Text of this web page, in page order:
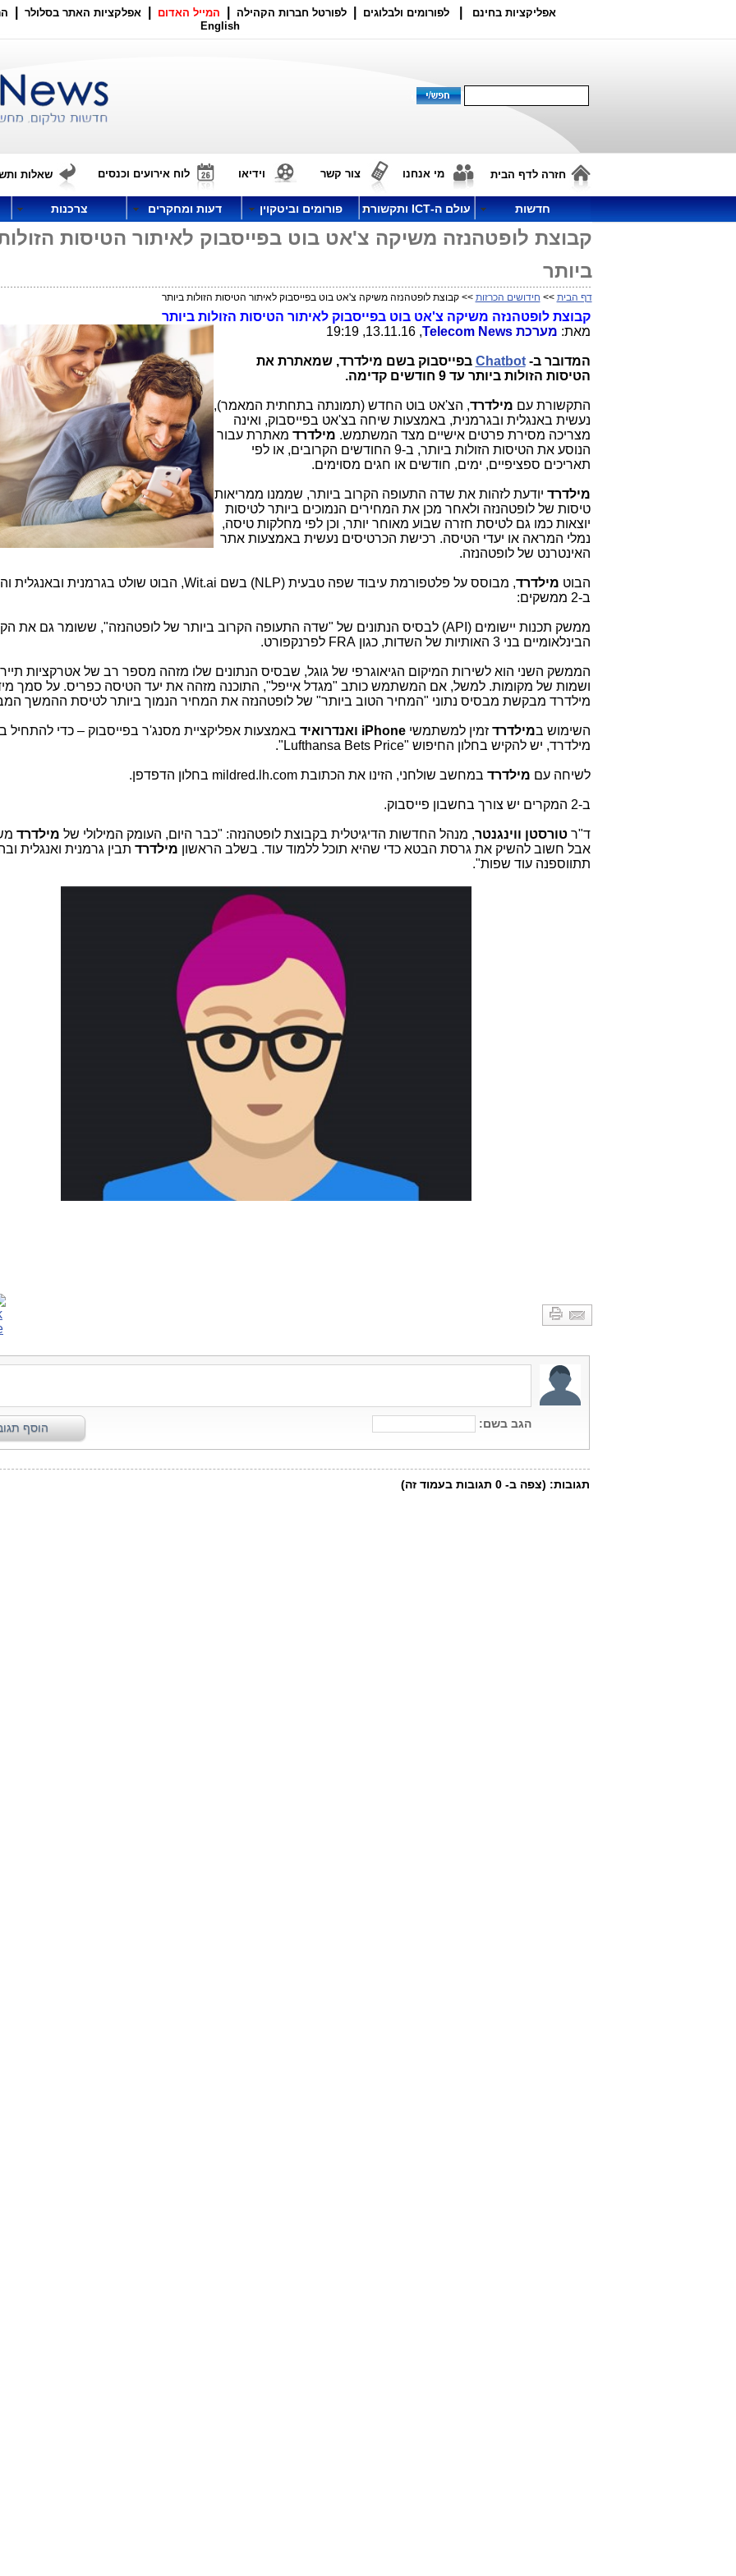
אפליקציות בחינם לפורומים ולבלוגים לפורטל חברות הקהילה המייל האדום אפלקציות האתר בסלולר
English
חזרה לדף הבית מי אנחנו צור קשר וידיאו לוח אירועים וכנסים שאלות
חדשות עולם ה-ICT ותקשורת פורומים וביטקוין דעות ומחקרים צרכנות
קבוצת לופטהנזה משיקה צ'אט בוט בפייסבוק לאיתור הטיסות
ביותר
דף הבית >> חידושים הכרזות >> קבוצת לופטהנזה משיקה צ'אט בוט בפייסבוק לאיתור הטיסות הזולות ביותר
קבוצת לופטהנזה משיקה צ'אט בוט בפייסבוק לאיתור הטיסות הזולות ביותר
מאת: מערכתTelecom News
, 13.11.16, 19:19
המדובר ב-Chatbot בפייסבוק בשם מילדרד, שמאתרת את
הטיסות הזולות ביותר עד 9 חודשים קדימה.
התקשורת עם מילדרד, הצ'אט בוט החדש (תמונתה בתחתית המאמר),
נעשית באנגלית ובגרמנית, באמצעות שיחה בצ'אט בפייסבוק, ואינה
מצריכה מסירת פרטים אישיים מצד המשתמש. מילדרד מאתרת עבור
הנוסע את הטיסות הזולות ביותר, ב-9 החודשים הקרובים, או לפי
תאריכים ספציפיים, ימים, חודשים או חגים מסוימים.
מילדרד יודעת לזהות את שדה התעופה הקרוב ביותר, שממנו ממריאות
טיסות של לופטהנזה ולאחר מכן את המחירים הנמוכים ביותר לטיסות
יוצאות כמו גם לטיסת חזרה שבוע מאוחר יותר, וכן לפי מחלקות טיסה,
נמלי המראה או יעדי הטיסה. רכישת הכרטיסים נעשית באמצעות אתר
האינטרנט של לופטהנזה.
הבוט מילדרד, מבוסס על פלטפורמת עיבוד שפה טבעית (NLP) בשם Wit.ai, הבוט שולט בגרמנית ובאנגלית
ב-2 ממשקים:
ממשק תכנות יישומים ( API) לבסיס הנתונים של "שדה התעופה הקרוב ביותר של לופטהנזה", ששומר גם את
הבינלאומיים בני 3 האותיות של השדות, כגון
FRAלפרנקפורט.
הממשק השני הוא לשירות המיקום הגיאוגרפי של גוגל, שבסיס הנתונים שלו מזהה מספר רב של אטרקציות
ושמות של מקומות. למשל, אם המשתמש כותב "מגדל אייפל", התוכנה מזהה את יעד הטיסה כפריס. על סמך
מילדרד מבקשת מבסיס נתוני "המחיר הטוב ביותר" של לופטהנזה את המחיר הנמוך ביותר לטיסת ההמשך
השימוש במילדרד זמין למשתמשיiPhone ואנדרואיד באמצעות אפליקציית מסנג'ר בפייסבוק – כדי להתחיל
מילדרד, יש להקיש בחלון החיפוש "Lufthansa Bets Price
".
לשיחה עם מילדרד במחשב שולחני, הזינו את הכתובתmildred.lh.com בחלון הדפדפן.
ב-2 המקרים יש צורך בחשבון פייסבוק.
ד"רטורסטן ווינגנטר, מנהל החדשות הדיגיטלית בקבוצת לופטהנזה: "כבר היום, העומק המילולי של מילדרד
אבל חשוב להשיק את גרסת הבטא כדי שהיא תוכל ללמוד עוד. בשלב הראשון מילדרד תבין גרמנית ואנגלית
תתווספנה עוד שפות".